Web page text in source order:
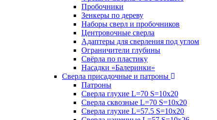
Пробочники
Зенкеры по дереву
Наборы сверл и пробочников
Центровочные сверла
Адаптеры для сверления под углом
Ограничители глубины
Свёрла по пластику
Насадки «Балеринки»
Сверла присадочные и патроны
Патроны
Сверла глухие L=70 S=10x20
Сверла сквозные L=70 S=10x20
Сверла глухие L=57.5 S=10x20